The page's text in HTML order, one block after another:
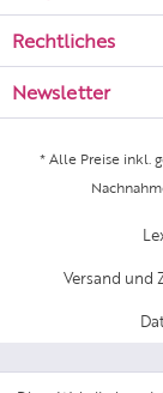
Rechtliches
Newsletter
* Alle Preise inkl.
Versand und